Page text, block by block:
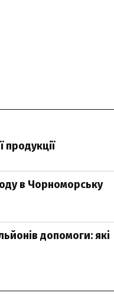
продукції
в Чорноморську
допомоги: які